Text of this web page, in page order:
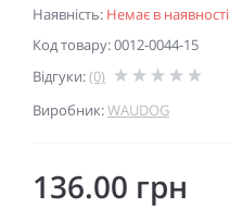
Наявність: Немає в наявності
Код товару: 0012-0044-15
Відгуки:(0)
Виробник:WAUDOG
136.00 грн